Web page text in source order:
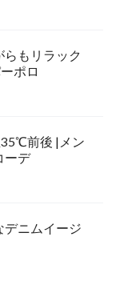
もリラック
ポロ
前後 |メン
ーデ
デニムイージ